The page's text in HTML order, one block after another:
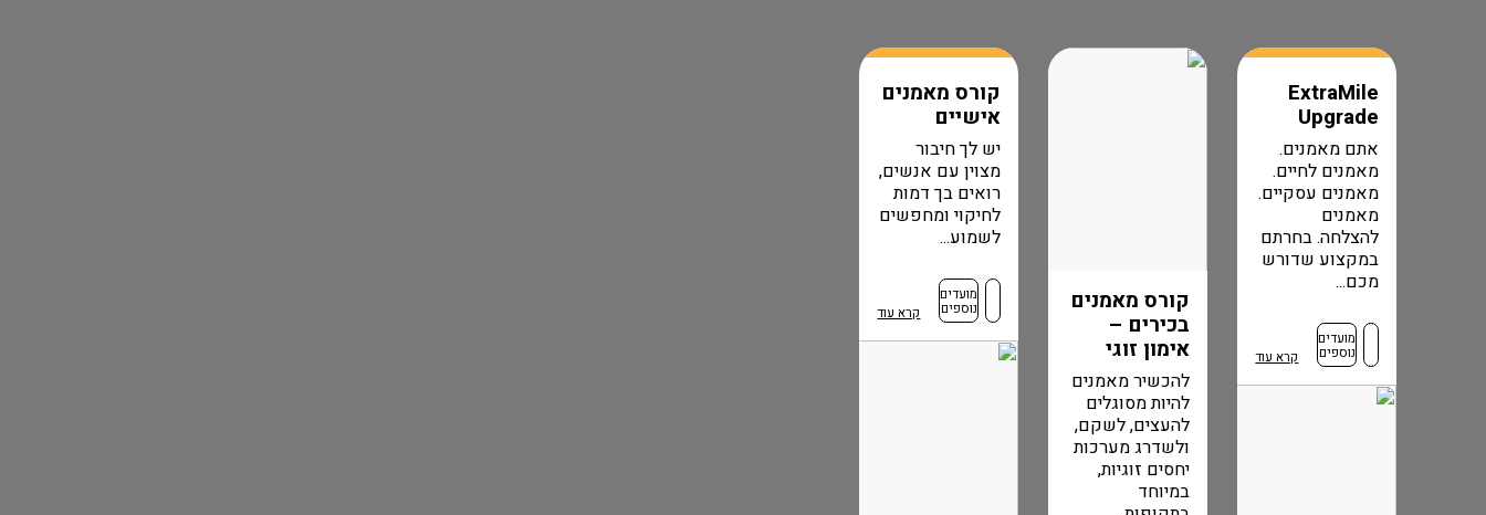
ExtraMile
Upgrade
אתם מאמנים.
מאמנים לחיים.
מאמנים עסקיים.
מאמנים
להצלחה. בחרתם
במקצוע שדורש
מכם...
מועדים
נוספים קרא עוד
קורס מאמנים
בכירים –
אימון זוגי
להכשיר מאמנים
להיות מסוגלים
להעצים, לשקם,
ולשדרג מערכות
יחסים זוגיות,
במיוחד
קורס מאמנים
אישיים
יש לך חיבור
מצוין עם אנשים,
רואים בך דמות
לחיקוי ומחפשים
לשמוע...
מועדים
נוספים קרא עוד